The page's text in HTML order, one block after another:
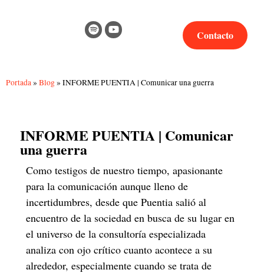
Contacto
Portada» Blog» INFORME PUENTIA | Comunicar una guerra
INFORME PUENTIA | Comunicar
una guerra
Como testigos de nuestro tiempo, apasionante
para la comunicación aunque lleno de
incertidumbres, desde que Puentia salió al
encuentro de la sociedad en busca de su lugar en
el universo de la consultoría especializada
analiza con ojo crítico cuanto acontece a su
alrededor, especialmente cuando se trata de